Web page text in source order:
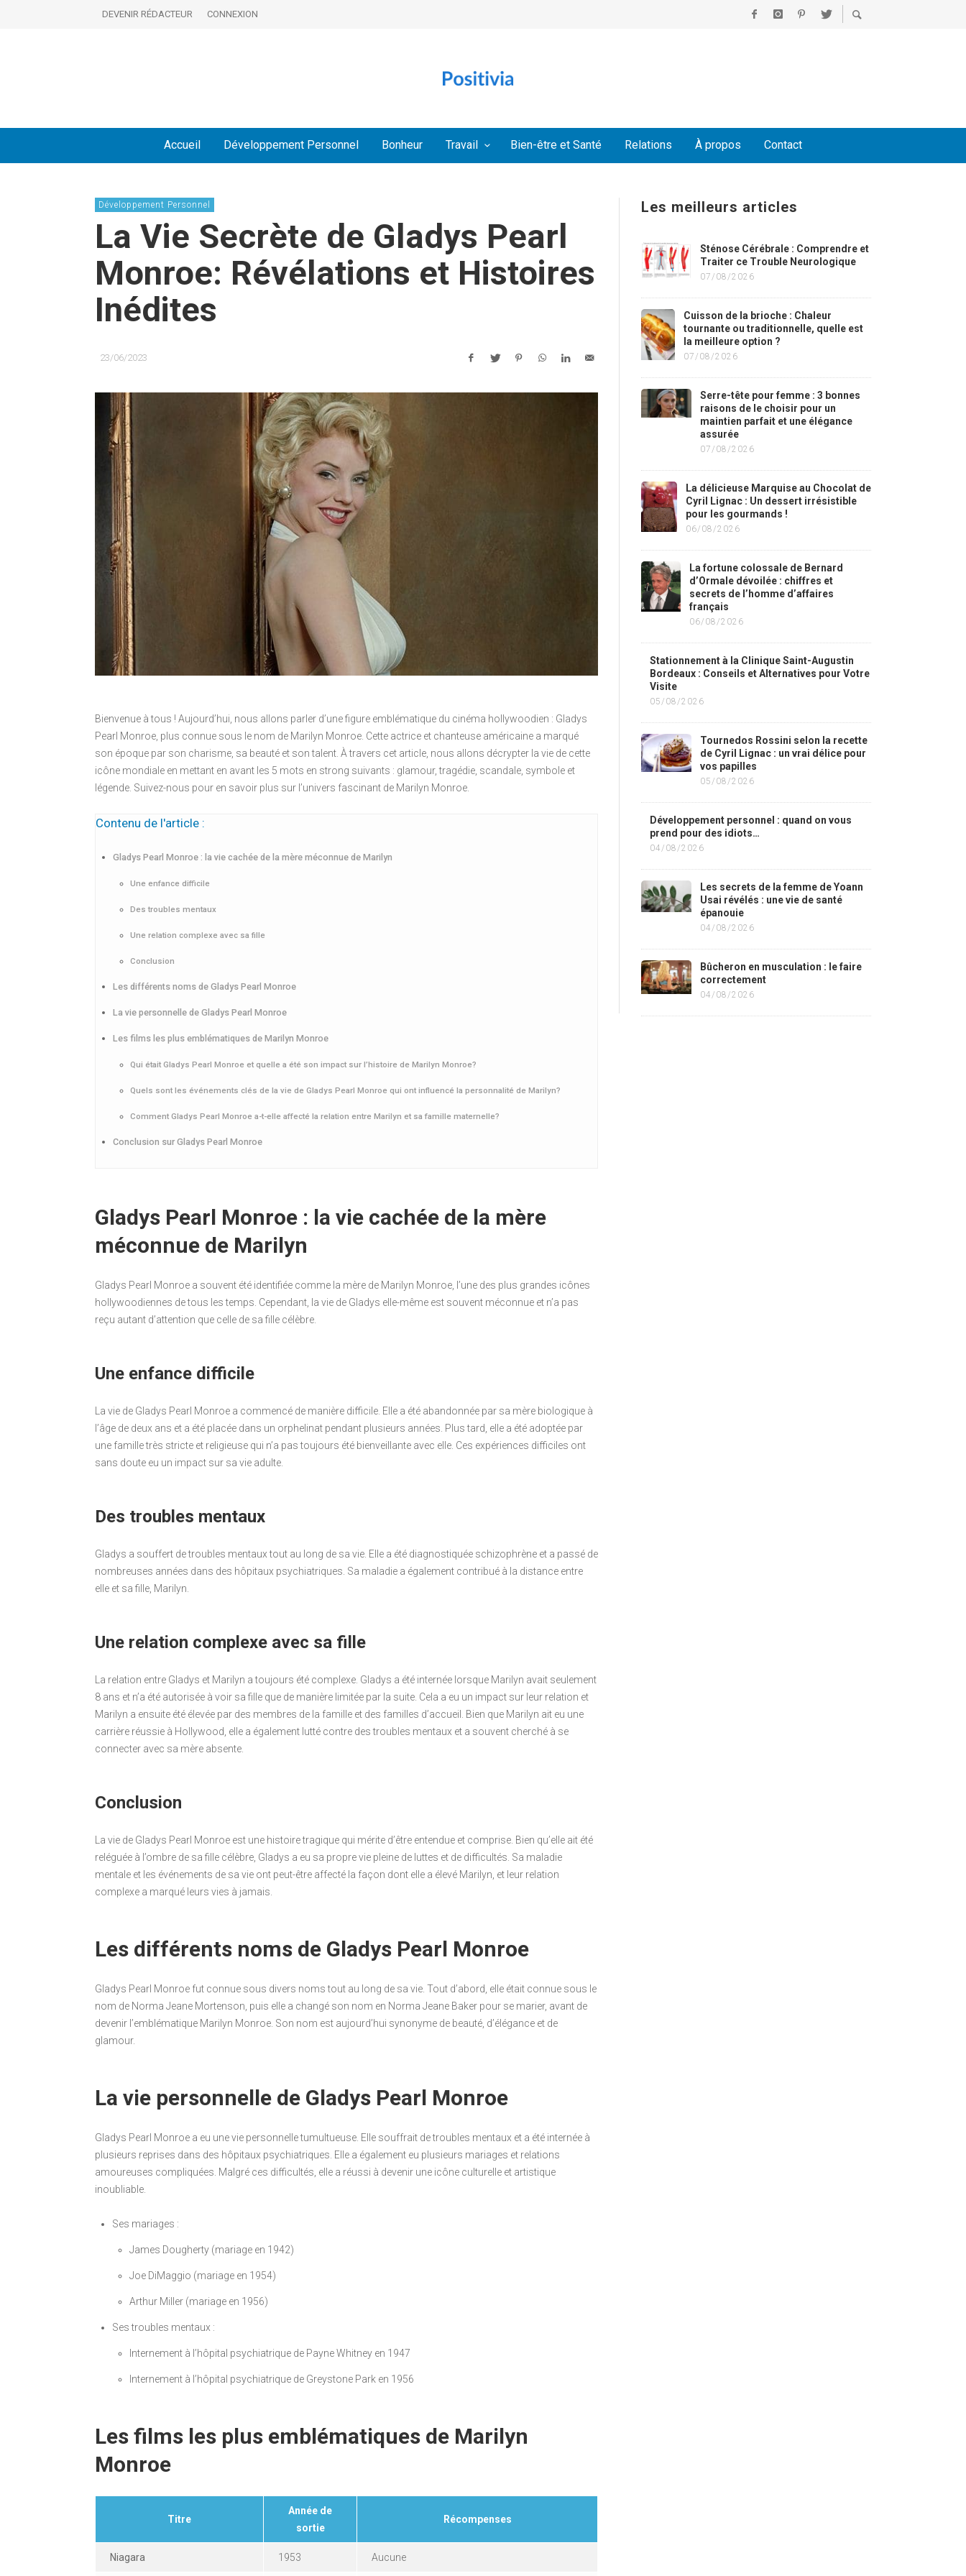
DEVENIR RÉDACTEUR CONNEXION
Accueil Développement Personnel Bonheur Travail Bien-être et Santé Relations À propos Contact
Développement Personnel
La Vie Secrète de Gladys Pearl
Monroe: Révélations et Histoires
Inédites
23/06/2023
Bienvenue à tous ! Aujourd’hui, nous allons parler d’une figure emblématique du cinéma hollywoodien : Gladys
Pearl Monroe, plus connue sous le nom de Marilyn Monroe. Cette actrice et chanteuse américaine a marqué
son époque par son charisme, sa beauté et son talent. À travers cet article, nous allons décrypter la vie de cette
icône mondiale en mettant en avant les 5 mots en strong suivants : glamour, tragédie, scandale, symbole et
légende. Suivez-nous pour en savoir plus sur l’univers fascinant de Marilyn Monroe.
Contenu de l'article :
Gladys Pearl Monroe : la vie cachée de la mère méconnue de Marilyn
Une enfance difficile
Des troubles mentaux
Une relation complexe avec sa fille
Conclusion
Les différents noms de Gladys Pearl Monroe
La vie personnelle de Gladys Pearl Monroe
Les films les plus emblématiques de Marilyn Monroe
Qui était Gladys Pearl Monroe et quelle a été son impact sur l’histoire de Marilyn Monroe?
Quels sont les événements clés de la vie de Gladys Pearl Monroe qui ont influencé la personnalité de Marilyn?
Comment Gladys Pearl Monroe a-t-elle affecté la relation entre Marilyn et sa famille maternelle?
Conclusion sur Gladys Pearl Monroe
Gladys Pearl Monroe : la vie cachée de la mère
méconnue de Marilyn
Gladys Pearl Monroe a souvent été identifiée comme la mère de Marilyn Monroe, l’une des plus grandes icônes
hollywoodiennes de tous les temps. Cependant, la vie de Gladys elle-même est souvent méconnue et n’a pas
reçu autant d’attention que celle de sa fille célèbre.
Une enfance difficile
La vie de Gladys Pearl Monroe a commencé de manière difficile. Elle a été abandonnée par sa mère biologique à
l’âge de deux ans et a été placée dans un orphelinat pendant plusieurs années. Plus tard, elle a été adoptée par
une famille très stricte et religieuse qui n’a pas toujours été bienveillante avec elle. Ces expériences difficiles ont
sans doute eu un impact sur sa vie adulte.
Des troubles mentaux
Gladys a souffert de troubles mentaux tout au long de sa vie. Elle a été diagnostiquée schizophrène et a passé de
nombreuses années dans des hôpitaux psychiatriques. Sa maladie a également contribué à la distance entre
elle et sa fille, Marilyn.
Une relation complexe avec sa fille
La relation entre Gladys et Marilyn a toujours été complexe. Gladys a été internée lorsque Marilyn avait seulement
8 ans et n’a été autorisée à voir sa fille que de manière limitée par la suite. Cela a eu un impact sur leur relation et
Marilyn a ensuite été élevée par des membres de la famille et des familles d’accueil. Bien que Marilyn ait eu une
carrière réussie à Hollywood, elle a également lutté contre des troubles mentaux et a souvent cherché à se
connecter avec sa mère absente.
Conclusion
La vie de Gladys Pearl Monroe est une histoire tragique qui mérite d’être entendue et comprise. Bien qu’elle ait été
reléguée à l’ombre de sa fille célèbre, Gladys a eu sa propre vie pleine de luttes et de difficultés. Sa maladie
mentale et les événements de sa vie ont peut-être affecté la façon dont elle a élevé Marilyn, et leur relation
complexe a marqué leurs vies à jamais.
Les différents noms de Gladys Pearl Monroe
Gladys Pearl Monroe fut connue sous divers noms tout au long de sa vie. Tout d’abord, elle était connue sous le
nom de Norma Jeane Mortenson, puis elle a changé son nom en Norma Jeane Baker pour se marier, avant de
devenir l’emblématique Marilyn Monroe. Son nom est aujourd’hui synonyme de beauté, d’élégance et de
glamour.
La vie personnelle de Gladys Pearl Monroe
Gladys Pearl Monroe a eu une vie personnelle tumultueuse. Elle souffrait de troubles mentaux et a été internée à
plusieurs reprises dans des hôpitaux psychiatriques. Elle a également eu plusieurs mariages et relations
amoureuses compliquées. Malgré ces difficultés, elle a réussi à devenir une icône culturelle et artistique
inoubliable.
Ses mariages :
James Dougherty (mariage en 1942)
Joe DiMaggio (mariage en 1954)
Arthur Miller (mariage en 1956)
Ses troubles mentaux :
Internement à l’hôpital psychiatrique de Payne Whitney en 1947
Internement à l’hôpital psychiatrique de Greystone Park en 1956
Les films les plus emblématiques de Marilyn
Monroe
Titre
Année de
sortie
Récompenses
Niagara 1953 Aucune
Les meilleurs articles
Sténose Cérébrale : Comprendre et
Traiter ce Trouble Neurologique
07/08/2026
Cuisson de la brioche : Chaleur
tournante ou traditionnelle, quelle est
la meilleure option ?
07/08/2026
Serre-tête pour femme : 3 bonnes
raisons de le choisir pour un
maintien parfait et une élégance
assurée
07/08/2026
La délicieuse Marquise au Chocolat de
Cyril Lignac : Un dessert irrésistible
pour les gourmands !
06/08/2026
La fortune colossale de Bernard
d’Ormale dévoilée : chiffres et
secrets de l’homme d’affaires
français
06/08/2026
Stationnement à la Clinique Saint-Augustin
Bordeaux : Conseils et Alternatives pour Votre
Visite
05/08/2026
Tournedos Rossini selon la recette
de Cyril Lignac : un vrai délice pour
vos papilles
05/08/2026
Développement personnel : quand on vous
prend pour des idiots…
04/08/2026
Les secrets de la femme de Yoann
Usai révélés : une vie de santé
épanouie
04/08/2026
Bûcheron en musculation : le faire
correctement
04/08/2026